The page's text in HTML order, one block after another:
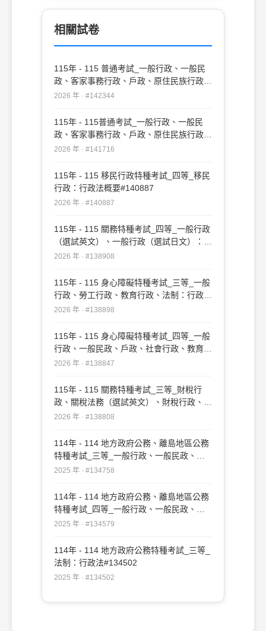
管轄 (C)行政機關為公布姓名或照片等影響
行聽證 (D)行為時因精神障礙或其他心智缺
陷，致不能辨識其行為違法或欠缺依其 辨
相關試卷
115年 - 115 普通考試_一般行政、一般民
政、客家事務行政、戶政、原住民族行政、
社會行政、勞工行政、教育行政、人事行
複)#142344
2026 年 · #142344
115年 - 115普通考試_一般行政、一般民
政、客家事務行政、戶政、原住民族行政、
社會行政、勞工行政、教育行政、人事行
#141716
2026 年 · #141716
115年 - 115 移民行政特種考試_四等_移民
行政：行政法概要#140887
2026 年 · #140887
115年 - 115 關務特種考試_四等_一般行政
（選試英文）、一般行政（選試日文）：行
政法概要#138908
2026 年 · #138908
115年 - 115 身心障礙特種考試_三等_一般
行政、勞工行政、教育行政、法制：行政法
#138898
2026 年 · #138898
115年 - 115 身心障礙特種考試_四等_一般
行政、一般民政、戶政、社會行政、教育行
政：行政法概要#138847
2026 年 · #138847
115年 - 115 關務特種考試_三等_財稅行
政、關稅法務（選試英文）、財稅行政、關
稅法務（選試日文）：行政法#138808
2026 年 · #138808
114年 - 114 地方政府公務、離島地區公務
特種考試_三等_一般行政、一般民政、戶
政、原住民族行政、社會行政、勞工行政、
政、農業行政：行政法#134758
2025 年 · #134758
114年 - 114 地方政府公務、離島地區公務
特種考試_四等_一般行政、一般民政、客
家事務行政、戶政、原住民族行政、社會行
行政、法律廉政、財經廉政：行政法概要
#134579
2025 年 · #134579
114年 - 114 地方政府公務特種考試_三等_
法制：行政法#134502
2025 年 · #134502